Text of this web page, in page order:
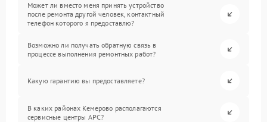
Может ли вместо меня принять устройство
после ремонта другой человек, контактный
телефон которого я предоставлю?
Возможно ли получать обратную связь в
процессе выполнения ремонтных работ?
Какую гарантию вы предоставляете?
В каких районах Кемерово располагаются
сервисные центры APC?